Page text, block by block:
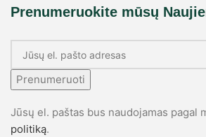
Prenumeruokite mūsų
Prenumeruoti
Jūsų el. paštas bus naudojamas pagal
politiką.